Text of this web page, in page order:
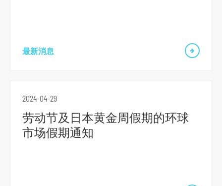
最新消息
2024-04-29
劳动节及日本黄金周假期的环球
市场假期通知